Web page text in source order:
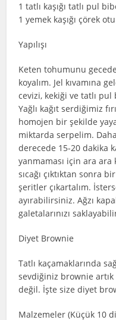
1 tatlı kaşığı tatlı pul
1 yemek kaşığı çörek otu
Yapılışı
Keten tohumunu
koyalım. Jel kıvamına
cevizi, kekiği ve tatlı pul
Yağlı kağıt serdiğimiz
homojen bir şekilde
miktarda serpelim.
derecede 15-20 dakika
yanmaması için ara
sıcağı çıktıktan sonra
şeritler çıkartalım.
ayırabilirsiniz. Ağzı
galetalarınızı
Diyet Brownie
Tatlı kaçamaklarında
sevdiğiniz brownie
değil. İşte size diyet
Malzemeler (Küçük 10